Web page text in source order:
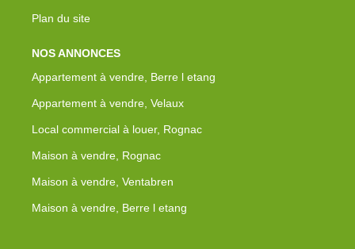
Plan du site
NOS ANNONCES
Appartement à vendre, Berre l etang
Appartement à vendre, Velaux
Local commercial à louer, Rognac
Maison à vendre, Rognac
Maison à vendre, Ventabren
Maison à vendre, Berre l etang